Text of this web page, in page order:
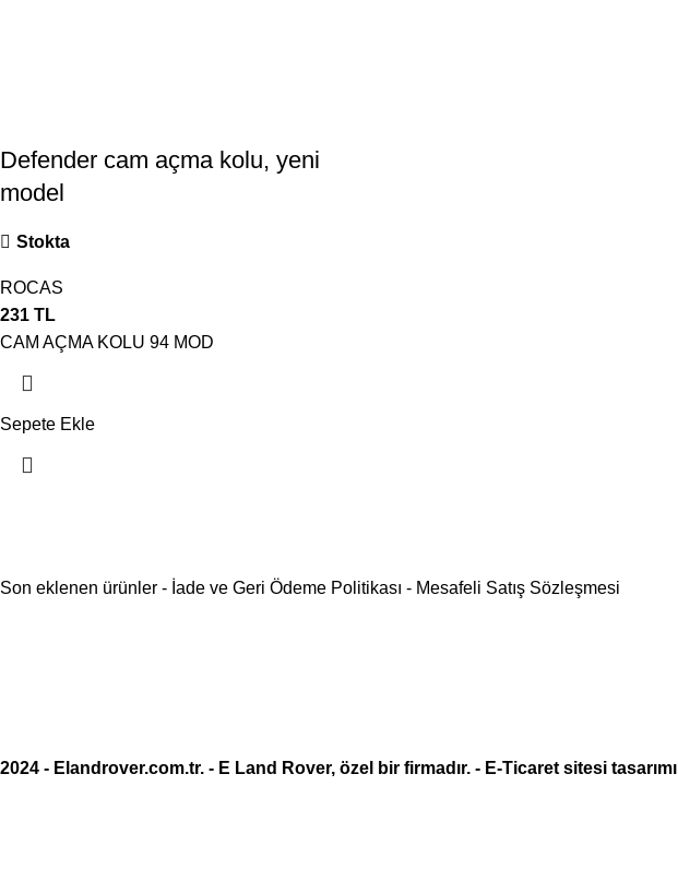
Defender cam açma kolu, yeni
model
Stokta
ROCAS
231 TL
CAM AÇMA KOLU 94 MOD
Sepete Ekle
Son eklenen ürünler - İade ve Geri Ödeme Politikası - Mesafeli Satış Sözleşmesi
2024 - Elandrover.com.tr. - E Land Rover, özel bir firmadır. - E-Ticaret sitesi tasarımı